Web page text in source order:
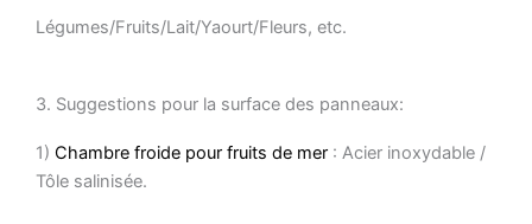
Légumes/Fruits/Lait/Yaourt/Fleurs, etc.
3. Suggestions pour la surface des panneaux:
1) Chambre froide pour fruits de mer : Acier inoxydable /
Tôle salinisée.